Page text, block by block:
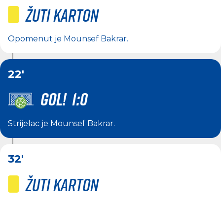
Žuti karton
Opomenut je Mounsef Bakrar.
22'
GOL! 1:0
Strijelac je Mounsef Bakrar.
32'
Žuti karton